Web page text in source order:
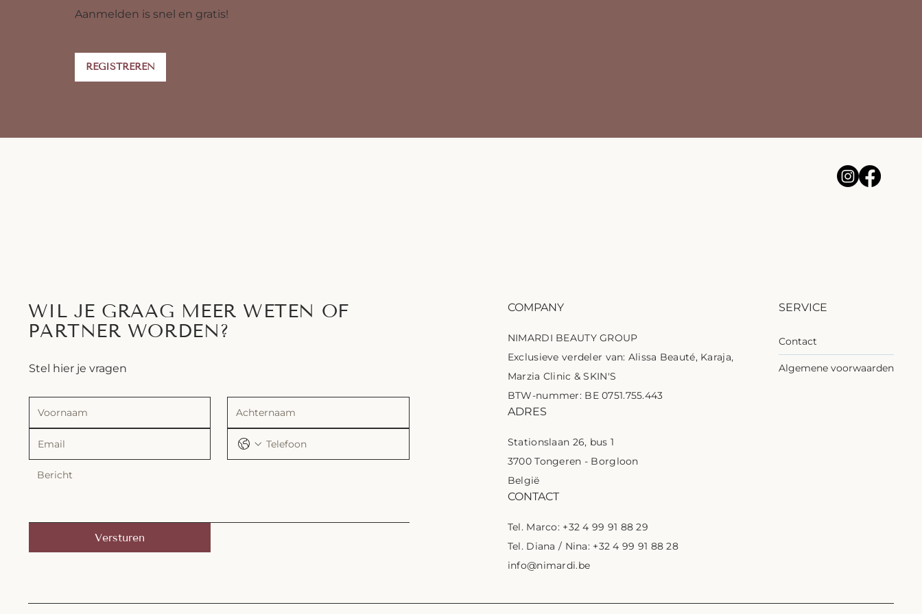
Aanmelden is snel en gratis!
REGISTREREN
WIL JE GRAAG MEER WETEN OF
PARTNER WORDEN?
Stel hier je vragen
Versturen
SERVICE
Contact
Algemene voorwaarden
COMPANY
NIMARDI BEAUTY GROUP
Exclusieve verdeler van: Alissa Beauté, Karaja,
Marzia Clinic & SKIN'S
BTW-nummer: BE 0751.755.443
ADRES
Stationslaan 26, bus 1
3700 Tongeren - Borgloon
België
CONTACT
Tel. Marco: +32 4 99 91 88 29
Tel. Diana / Nina: +32 4 99 91 88 28
info@nimardi.be